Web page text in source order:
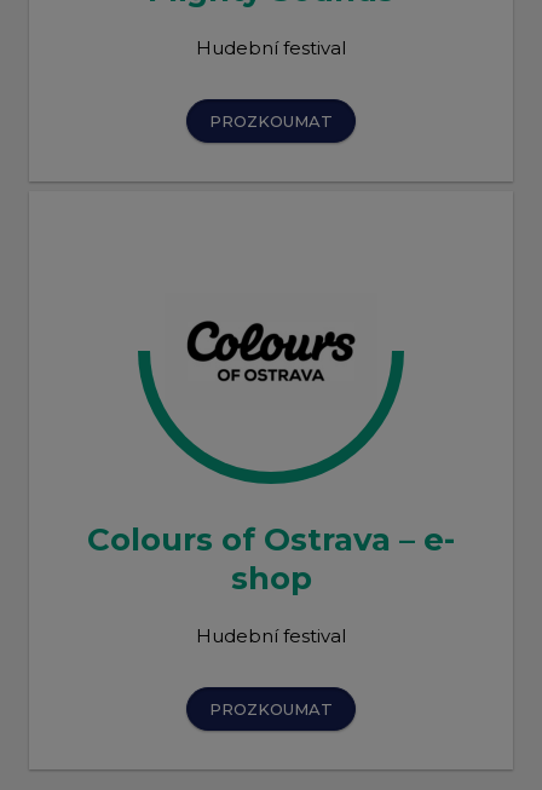
Hudební festival
PROZKOUMAT
Colours of Ostrava – e-
shop
Hudební festival
PROZKOUMAT